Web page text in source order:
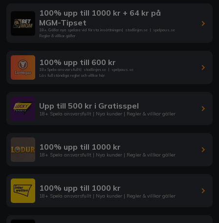
100% upp till 1000 kr + 64 kr på
MGM-Tipset
18+. Gäller nya spelare vid första insättningen| stodlinjen.se | spelpaus.se
Regler & villkor gäller
100% upp till 600 kr
18+ Spela ansvarsfullt| stodlinjen.se | spelpaus.se
Läs fullständiga regler och villkor här
Upp till 500 kr i Gratisspel
18+ Spela ansvarsfullt | Nya kunder | Regler & villkor gäller
100% upp till 1000 kr
18+ Spela ansvarsfullt | Nya kunder | Regler & villkor gäller
100% upp till 1000 kr
18+ Spela ansvarsfullt | Nya kunder | Regler & villkor gäller